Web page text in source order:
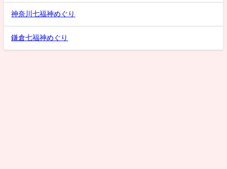
神奈川七福神めぐり
鎌倉七福神めぐり